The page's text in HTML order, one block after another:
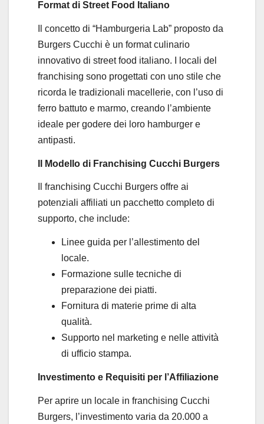
Format di Street Food Italiano
Il concetto di “Hamburgeria Lab” proposto da
Burgers Cucchi è un format culinario
innovativo di street food italiano. I locali del
franchising sono progettati con uno stile che
ricorda le tradizionali macellerie, con l’uso di
ferro battuto e marmo, creando l’ambiente
ideale per godere dei loro hamburger e
antipasti.
Il Modello di Franchising Cucchi Burgers
Il franchising Cucchi Burgers offre ai
potenziali affiliati un pacchetto completo di
supporto, che include:
Linee guida per l’allestimento del
locale.
Formazione sulle tecniche di
preparazione dei piatti.
Fornitura di materie prime di alta
qualità.
Supporto nel marketing e nelle attività
di ufficio stampa.
Investimento e Requisiti per l’Affiliazione
Per aprire un locale in franchising Cucchi
Burgers, l’investimento varia da 20.000 a